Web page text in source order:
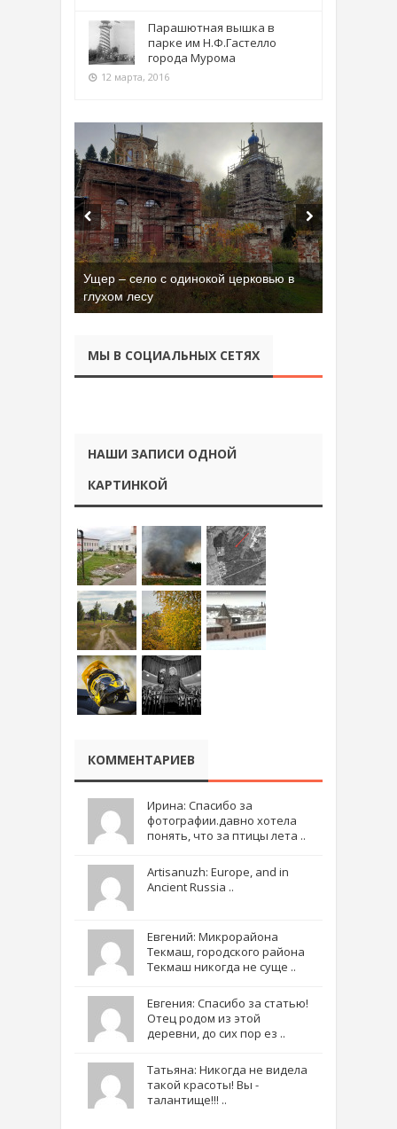
Парашютная вышка в
парке им Н.Ф.Гастелло
города Мурома
12 марта, 2016
Ущер – село с одинокой церковью в
глухом лесу
МЫ В СОЦИАЛЬНЫХ СЕТЯХ
НАШИ ЗАПИСИ ОДНОЙ
КАРТИНКОЙ
КОММЕНТАРИЕВ
Ирина: Спасибо за
фотографии.давно хотела
понять, что за птицы лета ..
Artisanuzh: Europe, and in
Ancient Russia ..
Евгений: Микрорайона
Текмаш, городского района
Текмаш никогда не суще ..
Евгения: Спасибо за статью!
Отец родом из этой
деревни, до сих пор ез ..
Татьяна: Никогда не видела
такой красоты! Вы -
талантище!!! ..